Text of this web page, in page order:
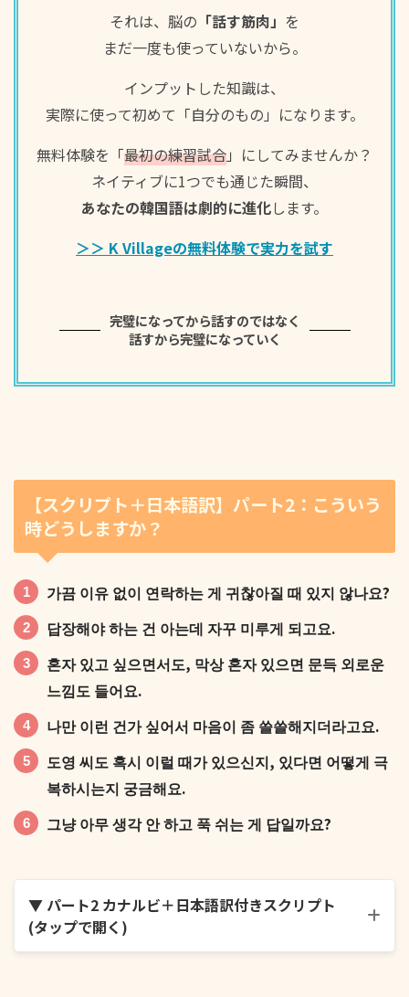
근데 자꾸 “헤어지자” 같은 말이 들리니까 나도 모르게
못 했어.
떻게 됐을까?
それは、脳の 「話す筋肉」 を
まだ一度も使っていないから。
インプットした知識は、
実際に使って初めて「自分のもの」になります。
無料体験を「最初の練習試合」にしてみませんか？
ネイティブに1つでも通じた瞬間、
あなたの韓国語は劇的に進化します。
＞＞ K Villageの無料体験で実力を試す
完璧になってから話すのではなく
話すから完璧になっていく
【スクリプト＋日本語訳】パート2：こういう
時どうしますか？
가끔 이유 없이 연락하는 게 귀찮아질 때 있지 않나요?
답장해야 하는 건 아는데 자꾸 미루게 되고요.
혼자 있고 싶으면서도, 막상 혼자 있으면 문득 외로운
느낌도 들어요.
나만 이런 건가 싶어서 마음이 좀 쓸쓸해지더라고요.
도영 씨도 혹시 이럴 때가 있으신지, 있다면 어떻게 극
복하시는지 궁금해요.
그냥 아무 생각 안 하고 푹 쉬는 게 답일까요?
▼ パート2 カナルビ＋日本語訳付きスクリプト
(タップで開く)